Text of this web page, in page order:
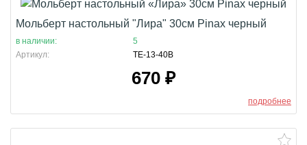
Мольберт настольный "Лира" 30см Pinax черный
в наличии:
5
Артикул:
TE-13-40B
670 ₽
подробнее